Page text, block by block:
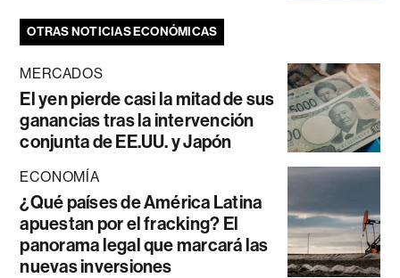
OTRAS NOTICIAS ECONÓMICAS
MERCADOS
El yen pierde casi la mitad de sus
ganancias tras la intervención
conjunta de EE.UU. y Japón
ECONOMÍA
¿Qué países de América Latina
apuestan por el fracking? El
panorama legal que marcará las
nuevas inversiones